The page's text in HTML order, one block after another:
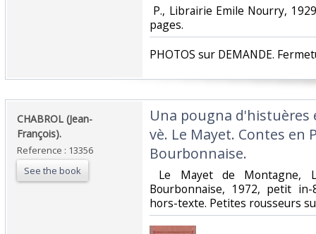
P., Librairie Emile Nourry,
pages. ‎
‎PHOTOS sur DEMANDE.
‎CHABROL (Jean-
François). ‎
Reference : 13356
See the book
‎Una pougna
vè. Le Mayet. Contes en
Bourbonnaise.‎
Le Mayet de Montagne,
Bourbonnaise, 1972, petit
hors-texte. Petites rousseurs